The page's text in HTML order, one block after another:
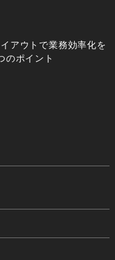
アウトで業務効率化を
のポイント